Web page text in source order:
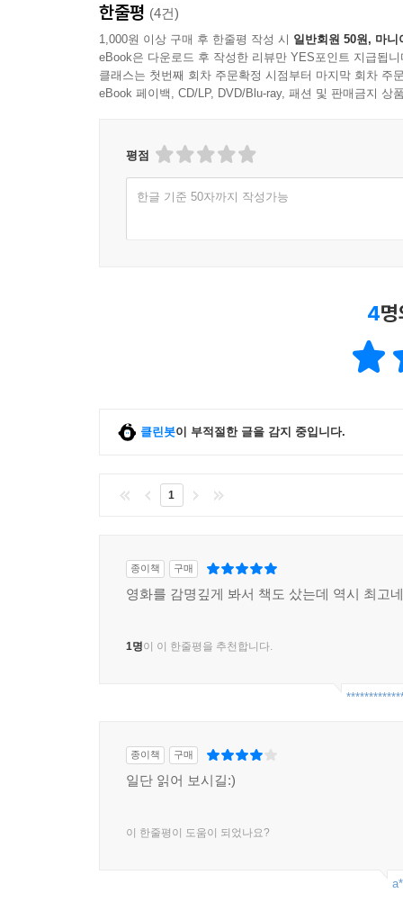
일종의 정화(淨化)를 통해 텅 빈 진공의 상태에
그것은 도저히 말로는 표현할 수 없는 종류의 것
신을 만나기 위해서는 우선 그를 초대한다고 말해
관계가 구축된다. 완전하고 담담한 공허 상태에 이
하페 케르켈링은 신을 [간디]와 같은 일종의 훌
엉망진창이다. 스크린은 찢기고 여기저기 구멍
나무의자에 앉아 있고, 여기저기 숙덕거리는 소
나는 우리가 그 영화를 언젠가는 3D 입체 음향
하페 케르켈링에게는 길이 하나의 학교다. 길
에콰도르에서 온 신기한 인디언 자연 의술사 루
하페는 스스로 분노를 다스리는 것에 대해 배우
교훈이 하페 케르켈링으로 하여금 무념무상의
지혜로운 쉴라에게서는 용기와 독립심, 형제애
문제를 해결하는 비법을 가르쳐준다.
어두운 내면을 그대로 투영하는 그의 그림자 같
결국 우리의 자세에 달려 있다.
- 본문 258쪽
한줄평 (4건)
1,000원 이상 구매 후 한줄평 작성 시 일반회원 50원, 마니
eBook은 다운로드 후 작성한 리뷰만 YES포인트 지급됩니
클래스는 첫번째 회차 주문확정 시점부터 마지막 회차 주
eBook 페이백, CD/LP, DVD/Blu-ray, 패션 및 판매금지 상
평점
한글 기준 50자까지 작성가능
4
클린봇이 부적절한 글을 감지 중입니다.
1
종이책 구매
영화를 감명깊게 봐서 책도 샀는데 역시 최고
1명이 이 한줄평을 추천합니다.
종이책 구매
일단 읽어 보시길:)
이 한줄평이 도움이 되었나요?